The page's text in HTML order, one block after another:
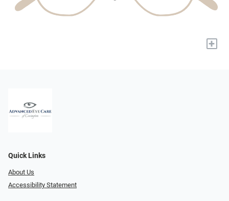
+
Quick Links
About Us
Accessibility Statement